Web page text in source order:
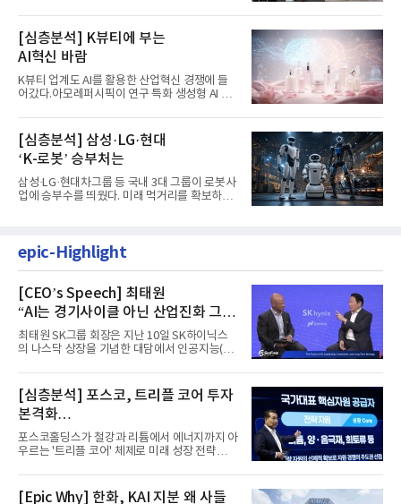
[심층분석] K뷰티에 부는
AI혁신 바람
K뷰티 업계도 AI를 활용한 산업혁신 경쟁에 들
어갔다.아모레퍼시픽이 연구 특화 생성형 AI 플
[심층분석] 삼성·LG·현대
‘K-로봇’ 승부처는
삼성·LG·현대차그룹 등 국내 3대 그룹이 로봇사
업에 승부수를 띄웠다. 미래 먹거리를 확보하기
epic-Highlight
[CEO’s Speech] 최태원
“AI는 경기사이클 아닌 산업진화 그
자체”
최태원 SK그룹 회장은 지난 10일 SK하이닉스
의 나스닥 상장을 기념한 대담에서 인공지능(AI)
[심층분석] 포스코, 트리플 코어 투자
본격화
16조7천억원 투자 재원 마련 전략은?
포스코홀딩스가 철강과 리튬에서 에너지까지 아
우르는 '트리플 코어' 체제로 미래 성장 전략을
[Epic Why] 한화, KAI 지분 왜 사들